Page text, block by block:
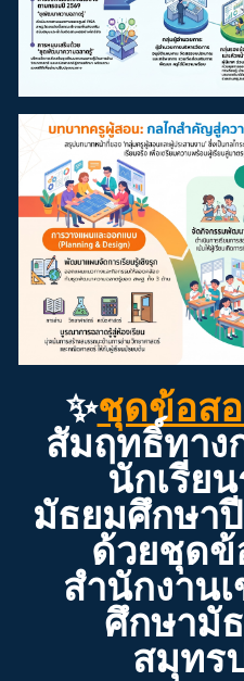
✨ชุดข้อส
สัมฤทธิ์ทาง
นักเรีย
มัธยมศึกษา
ด้วยชุดข้
สำนักงาน
ศึกษามั
สมุทร